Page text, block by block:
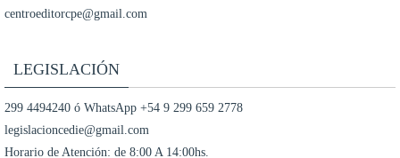
centroeditorcpe@gmail.com
LEGISLACIÓN
299 4494240 ó WhatsApp +54 9 299 659 2778
legislacioncedie@gmail.com
Horario de Atención: de 8:00 A 14:00hs.